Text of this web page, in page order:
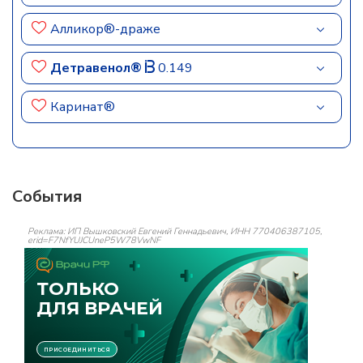
Алликор®-драже
Детравенол® 0.149
Каринат®
События
Реклама: ИП Вышковский Евгений Геннадьевич, ИНН 770406387105,
erid=F7NfYUJCUneP5W78VwNF